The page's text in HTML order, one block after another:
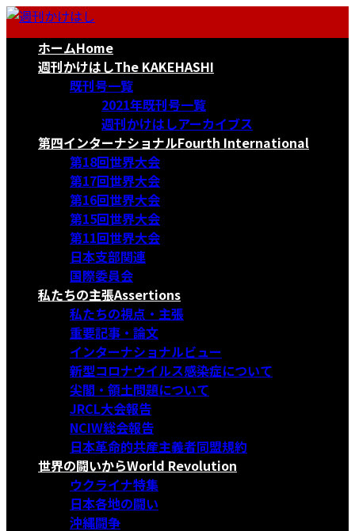
コ
ナ
ホームHome
週刊かけはしThe KAKEHASHI
既刊号一覧
2021年既刊号一覧
週刊かけはしアーカイブス
第四インターナショナルFourth International
第18回世界大会
第17回世界大会
第16回世界大会
第15回世界大会
第11回世界大会
日本支部関連
国際委員会
私たちの主張Assertions
私たちの視点・主張
重要記事・論文
インターナショナルビュー
新型コロナウイルス感染症について
尖閣・領土問題について
JRCL大会報告
NCIW総会報告
日本革命的共産主義者同盟規約
世界の闘いからWorld Revolution
ウクライナ特集
日本各地の闘い
沖縄闘争